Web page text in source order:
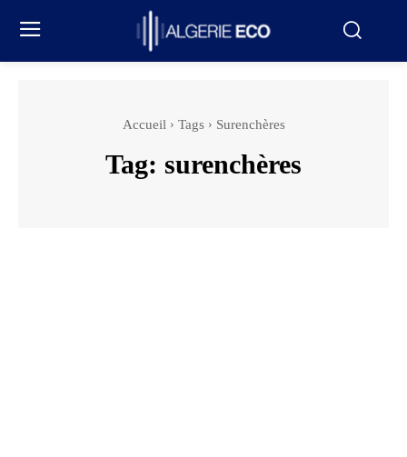
Accueil Tags Surenchères
Tag: surenchères